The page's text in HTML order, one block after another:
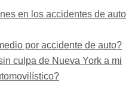
en los accidentes de auto
por accidente de auto?
culpa de Nueva York a mi